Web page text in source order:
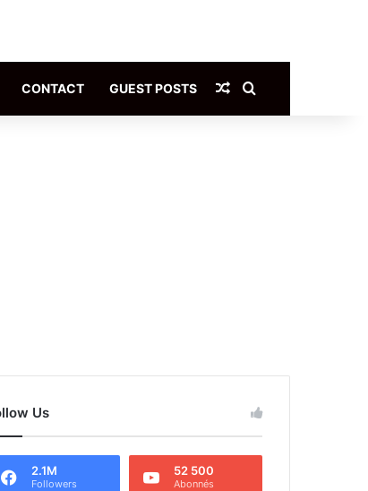
CONTACT GUEST POSTS Article Aléatoire
Us
2.1M
Followers
52 500
Abonnés